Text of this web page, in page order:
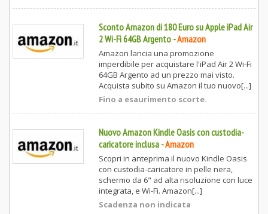
Sconto Amazon di 180 Euro su Apple iPad Air
2 Wi-Fi 64GB Argento-Amazon
Amazon lancia una promozione
imperdibile per acquistare l'iPad Air 2 Wi-Fi
64GB Argento ad un prezzo mai visto.
Acquista subito su Amazon il tuo nuovo[...]
Fino a esaurimento scorte.
Nuovo Amazon Kindle Oasis con custodia-
caricatore inclusa-Amazon
Scopri in anteprima il nuovo Kindle Oasis
con custodia-caricatore in pelle nera,
schermo da 6" ad alta risoluzione con luce
integrata, e Wi-Fi. Amazon[...]
Scadenza non indicata